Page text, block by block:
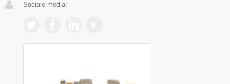
Sociale media: